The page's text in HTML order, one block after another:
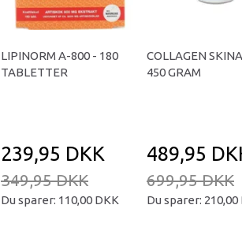
LIPINORM A-800 - 180
TABLETTER
239,95 DKK
349,95 DKK
Du sparer: 110,00 DKK
COLLAGEN
450 GRAM
489,95
699,95 DKK
Du sparer: 210,00